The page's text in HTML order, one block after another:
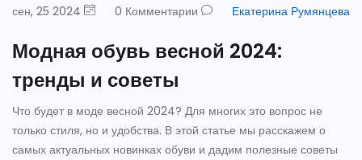
сен, 25 2024 0 Комментарии Екатерина Румянцева
Модная обувь весной 2024:
тренды и советы
Что будет в моде весной 2024? Для многих это вопрос не
только стиля, но и удобства. В этой статье мы расскажем о
самых актуальных новинках обуви и дадим полезные советы